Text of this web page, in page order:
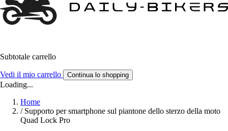
Subtotale carrello
Vedi il mio carrello Continua lo shopping
Loading...
Home
/ Supporto per smartphone sul piantone dello sterzo della moto
Quad Lock Pro